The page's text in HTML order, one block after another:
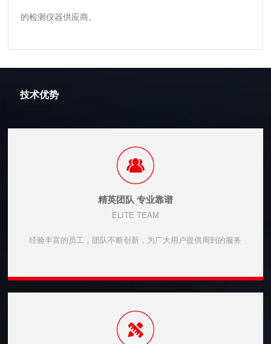
的检测仪器供应商。
技术优势
精英团队 专业靠谱
ELITE TEAM
经验丰富的员工，团队不断创新，为广大用户提供周到的服务